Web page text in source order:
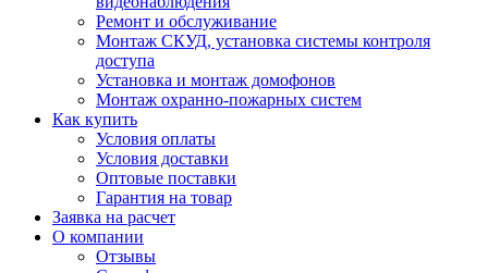
Ремонт и обслуживание
Монтаж СКУД, установка системы контроля
доступа
Установка и монтаж домофонов
Монтаж охранно-пожарных систем
Как купить
Условия оплаты
Условия доставки
Оптовые поставки
Гарантия на товар
Заявка на расчет
О компании
Отзывы